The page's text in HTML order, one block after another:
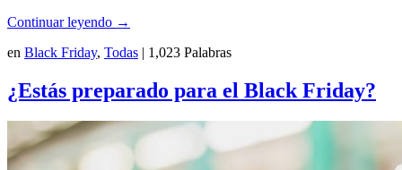
Continuar leyendo →
en Black Friday, Todas | 1,023 Palabras
¿Estás preparado para el Black Friday?